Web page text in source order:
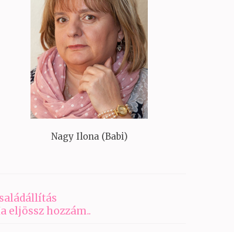
Nagy Ilona (Babi)
eljössz hozzám..